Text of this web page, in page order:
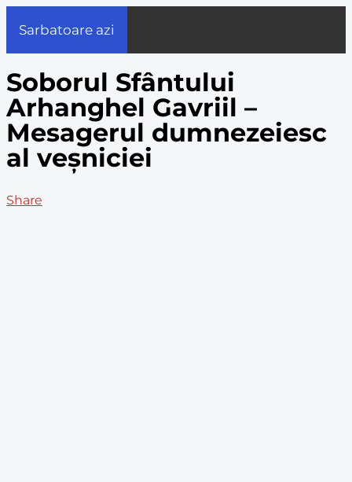
Sarbatoare azi
Soborul Sfântului
Arhanghel Gavriil –
Mesagerul dumnezeiesc
al veșniciei
Share